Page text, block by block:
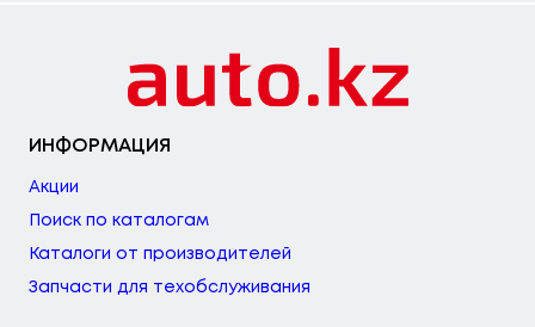
ИНФОРМАЦИЯ
Акции
Поиск по каталогам
Каталоги от производителей
Запчасти для техобслуживания